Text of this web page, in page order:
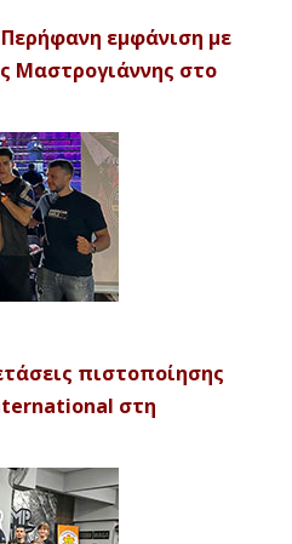
εμφάνιση με
Μαστρογιάννης στο
πιστοποίησης
στη